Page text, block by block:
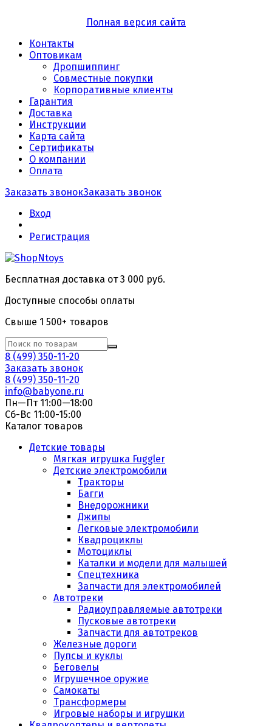
Полная версия сайта
Контакты
Оптовикам
Дропшиппинг
Совместные покупки
Корпоративные клиенты
Гарантия
Доставка
Инструкции
Карта сайта
Сертификаты
О компании
Оплата
Заказать звонокЗаказать звонок
Вход
Регистрация
Бесплатная доставка от 3 000 руб.
Доступные способы оплаты
Свыше 1 500+ товаров
8 (499) 350-11-20
Заказать звонок
8 (499) 350-11-20
info@babyone.ru
Пн—Пт 11:00—18:00
Сб-Вс 11:00-15:00
Каталог товаров
Детские товары
Мягкая игрушка Fuggler
Детские электромобили
Тракторы
Багги
Внедорожники
Джипы
Легковые электромобили
Квадроциклы
Мотоциклы
Каталки и модели для малышей
Спецтехника
Запчасти для электромобилей
Автотреки
Радиоуправляемые автотреки
Пусковые автотреки
Запчасти для автотреков
Железные дороги
Пупсы и куклы
Беговелы
Игрушечное оружие
Самокаты
Трансформеры
Игровые наборы и игрушки